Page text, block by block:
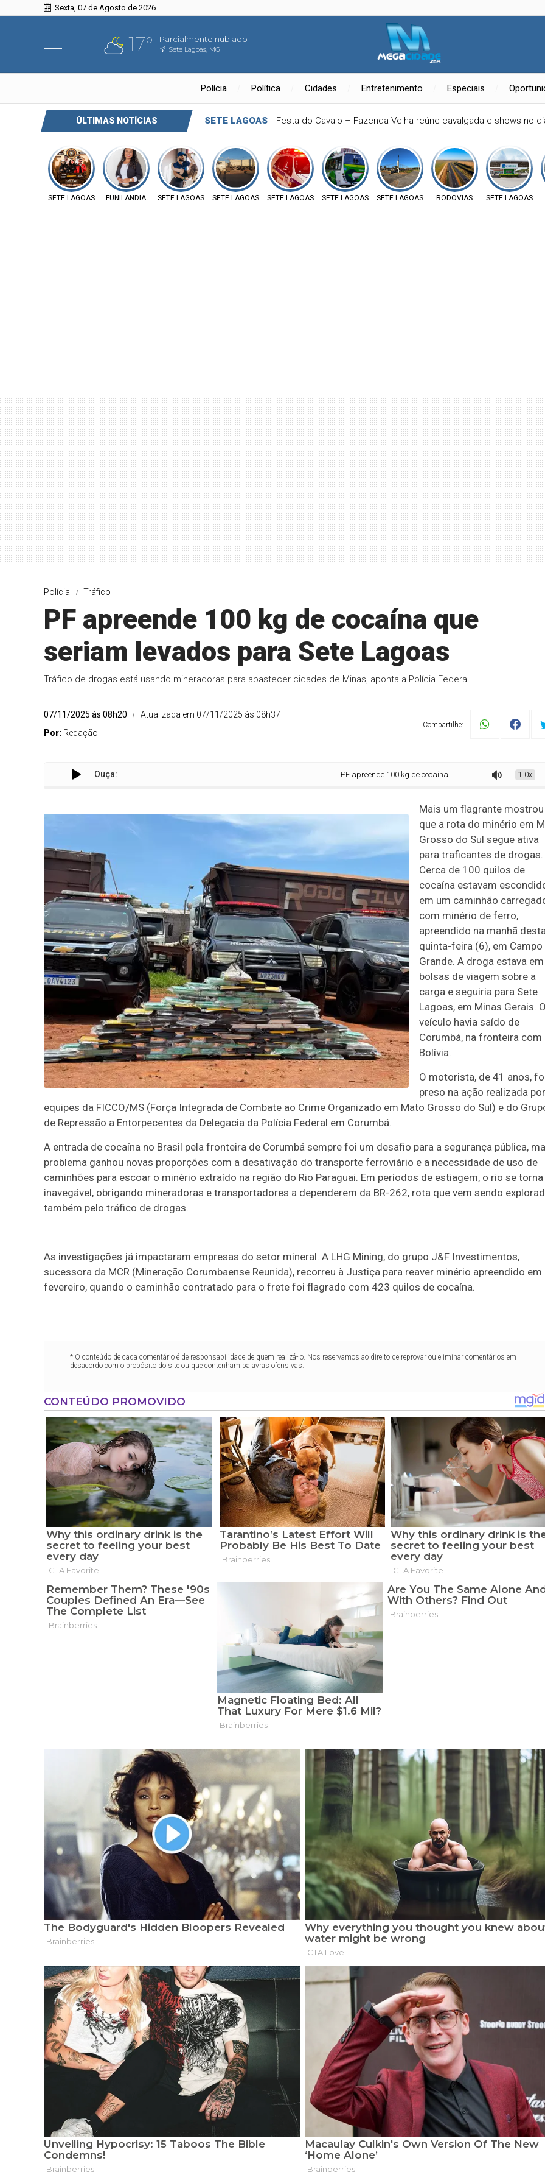
Sexta, 07 de Agosto de 2026
17° Parcialmente nublado
Sete Lagoas, MG
Polícia Política Cidades Entretenimento Especiais
ÚLTIMAS NOTÍCIAS SETE LAGOAS Festa do Cavalo – Fazenda Velha reúne cavalgada e shows no
SETE LAGOAS FUNILÂNDIA SETE LAGOAS SETE LAGOAS SETE LAGOAS SETE LAGOAS SETE LAGOAS RODOVIAS SETE LAGOAS
Polícia Tráfico
PF apreende 100 kg de cocaína que
seriam levados para Sete Lagoas
Tráfico de drogas está usando mineradoras para abastecer cidades de Minas, aponta a Polícia Federal
07/11/2025 às 08h20
Atualizada em 07/11/2025 às 08h37
Por: Redação
Compartilhe:
Ouça: PF apreende 100 kg de cocaína que seriam levados para Sete Lagoas
1.0x
Mais um flagrante mostrou
que a rota do minério em
Grosso do Sul segue ativa
para traficantes de drogas.
Cerca de 100 quilos de
cocaína estavam
em um caminhão
com minério de ferro,
apreendido na manhã
quinta-feira (6), em Campo
Grande. A droga estava em
bolsas de viagem sobre a
carga e seguiria para Sete
Lagoas, em Minas Gerais. O
veículo havia saído de
Corumbá, na fronteira com
Bolívia.
O motorista, de 41 anos,
preso na ação realizada por
equipes da FICCO/MS (Força Integrada de Combate ao Crime Organizado em Mato Grosso do Sul) e do
de Repressão a Entorpecentes da Delegacia da Polícia Federal em Corumbá.
A entrada de cocaína no Brasil pela fronteira de Corumbá sempre foi um desafio para a segurança pública,
problema ganhou novas proporções com a desativação do transporte ferroviário e a necessidade de uso de
caminhões para escoar o minério extraído na região do Rio Paraguai. Em períodos de estiagem, o rio se torna
inavegável, obrigando mineradoras e transportadores a dependerem da BR-262, rota que vem sendo
também pelo tráfico de drogas.
As investigações já impactaram empresas do setor mineral. A LHG Mining, do grupo J&F Investimentos,
sucessora da MCR (Mineração Corumbaense Reunida), recorreu à Justiça para reaver minério apreendido em
fevereiro, quando o caminhão contratado para o frete foi flagrado com 423 quilos de cocaína.
* O conteúdo de cada comentário é de responsabilidade de quem realizá-lo. Nos reservamos ao direito de reprovar ou eliminar comentários em
desacordo com o propósito do site ou que contenham palavras ofensivas.